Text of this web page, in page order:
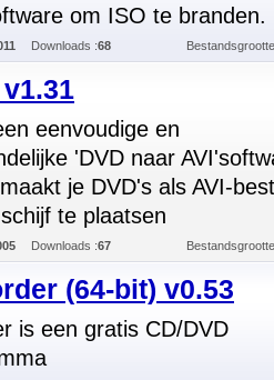
om ISO te branden.
Downloads :68
eenvoudige en
'DVD naar
je DVD's als AVI-
te plaatsen
Downloads :67
(64-bit) v0.53
is een gratis CD/DVD